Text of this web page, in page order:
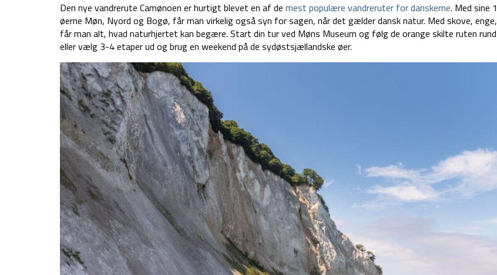
Den nye vandrerute Camønoen er hurtigt blevet en af de mest populære vandreruter for danskerne. Med sine
øerne Møn, Nyord og Bogø, får man virkelig også syn for sagen, når det gælder dansk natur. Med skove,
får man alt, hvad naturhjertet kan begære. Start din tur ved Møns Museum og følg de orange skilte ruten
eller vælg 3-4 etaper ud og brug en weekend på de sydøstsjællandske øer.